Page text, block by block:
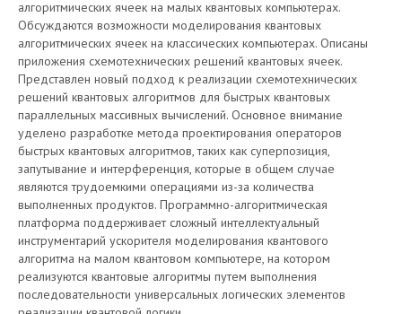
алгоритмических ячеек на малых квантовых компьютерах.
Обсуждаются возможности моделирования квантовых
алгоритмических ячеек на классических компьютерах. Описаны
приложения схемотехнических решений квантовых ячеек.
Представлен новый подход к реализации схемотехнических
решений квантовых алгоритмов для быстрых квантовых
параллельных массивных вычислений. Основное внимание
уделено разработке метода проектирования операторов
быстрых квантовых алгоритмов, таких как суперпозиция,
запутывание и интерференция, которые в общем случае
являются трудоемкими операциями из-за количества
выполненных продуктов. Программно-алгоритмическая
платформа поддерживает сложный интеллектуальный
инструментарий ускорителя моделирования квантового
алгоритма на малом квантовом компьютере, на котором
реализуются квантовые алгоритмы путем выполнения
последовательности универсальных логических элементов